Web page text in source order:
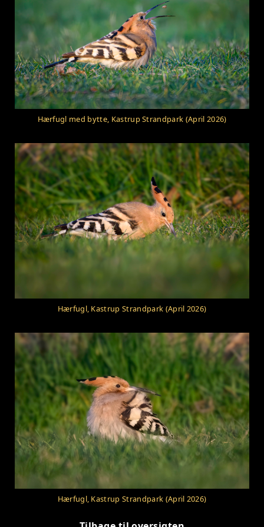
Hærfugl med bytte, Kastrup Strandpark (April 2026)
Hærfugl, Kastrup Strandpark (April 2026)
Hærfugl, Kastrup Strandpark (April 2026)